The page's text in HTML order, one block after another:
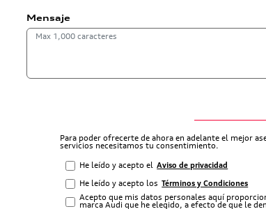
Mensaje
Para poder ofrecerte de ahora en adelante el mejor
servicios necesitamos tu consentimiento.
He leído y acepto el Aviso de privacidad
He leído y acepto los Términos y Condiciones
Acepto que mis datos personales aquí
marca Audi que he elegido, a efecto de que le